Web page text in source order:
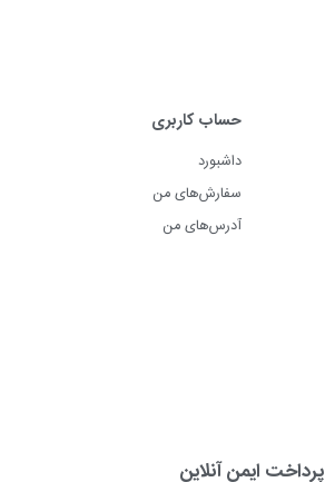
حساب کاربری
داشبورد
سفارش‌های من
آدرس‌های من
پرداخت ایمن آنلاین